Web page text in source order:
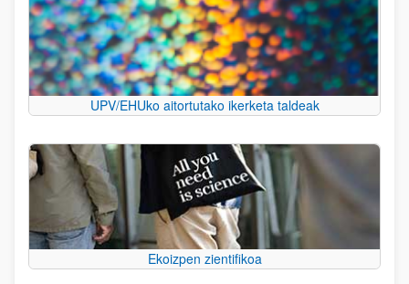
UPV/EHUko aitortutako ikerketa taldeak
Ekoizpen zientifikoa